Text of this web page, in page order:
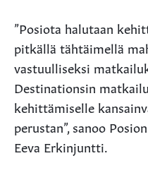
”Posiota halutaan
pitkällä tähtäimellä
vastuulliseksi
Destinationsin
kehittämiselle
perustan”, sanoo
Eeva Erkinjuntti.